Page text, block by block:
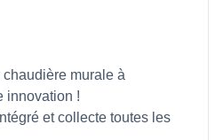
murale à
innovation !
et collecte toutes les